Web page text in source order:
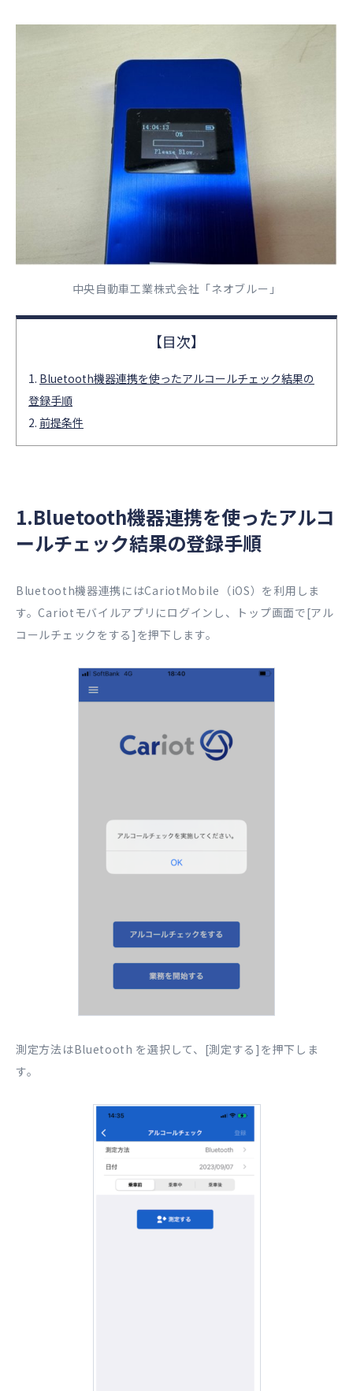
中央自動車工業株式会社「ネオブルー」
Bluetooth機器連携を使ったアルコールチェック結果の
登録手順
前提条件
1.Bluetooth機器連携を使ったアルコ
ールチェック結果の登録手順
Bluetooth機器連携にはCariotMobile（iOS）を利用しま
す。Cariotモバイルアプリにログインし、トップ画面で[アル
コールチェックをする]を押下します。
測定方法はBluetooth を選択して、[測定する]を押下しま
す。